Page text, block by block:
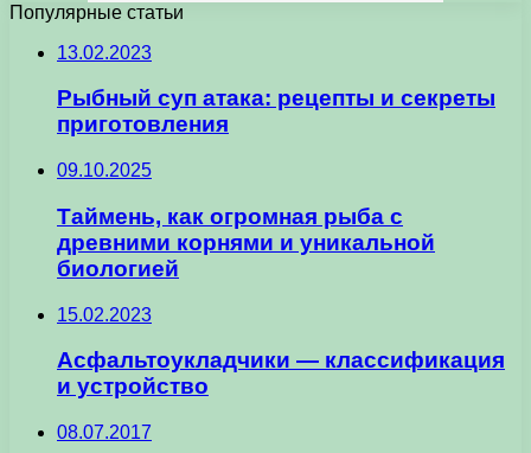
Популярные статьи
13.02.2023
Рыбный суп атака: рецепты и секреты
приготовления
09.10.2025
Таймень, как огромная рыба с
древними корнями и уникальной
биологией
15.02.2023
Асфальтоукладчики — классификация
и устройство
08.07.2017